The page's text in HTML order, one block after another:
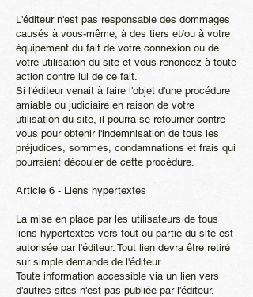
L'éditeur n'est pas responsable des dommages
causés à vous-même, à des tiers et/ou à votre
équipement du fait de votre connexion ou de
votre utilisation du site et vous renoncez à toute
action contre lui de ce fait.
Si l'éditeur venait à faire l'objet d'une procédure
amiable ou judiciaire en raison de votre
utilisation du site, il pourra se retourner contre
vous pour obtenir l'indemnisation de tous les
préjudices, sommes, condamnations et frais qui
pourraient découler de cette procédure.
Article 6 - Liens hypertextes
La mise en place par les utilisateurs de tous
liens hypertextes vers tout ou partie du site est
autorisée par l'éditeur. Tout lien devra être retiré
sur simple demande de l'éditeur.
Toute information accessible via un lien vers
d'autres sites n'est pas publiée par l'éditeur.